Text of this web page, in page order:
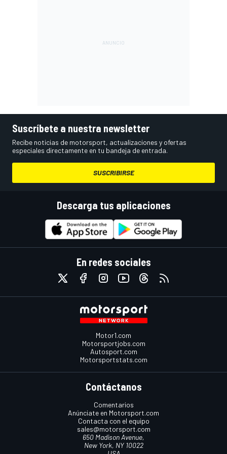
Suscríbete a nuestra newsletter
Recibe noticias de motorsport, actualizaciones y ofertas
especiales directamente en tu bandeja de entrada.
SUSCRIBIRSE
Descarga tus aplicaciones
En redes sociales
Motor1.com
Motorsportjobs.com
Autosport.com
Motorsportstats.com
Contáctanos
Comentarios
Anúnciate en Motorsport.com
Contacta con el equipo
sales@motorsport.com
650 Madison Avenue,
New York, NY 10022